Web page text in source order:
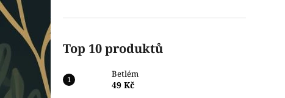
Top 10 produktů
Betlém
49 Kč